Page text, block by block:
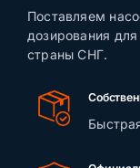
Поставляем
дозирования
страны СНГ.